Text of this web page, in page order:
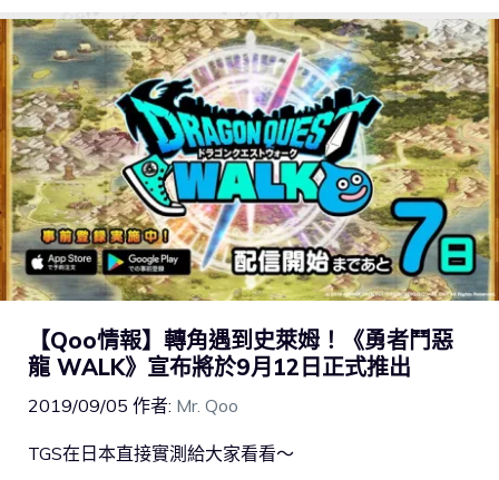
【Qoo情報】轉角遇到史萊姆！《勇者鬥惡
龍 WALK》宣布將於9月12日正式推出
2019/09/05 作者: Mr. Qoo
TGS在日本直接實測給大家看看～